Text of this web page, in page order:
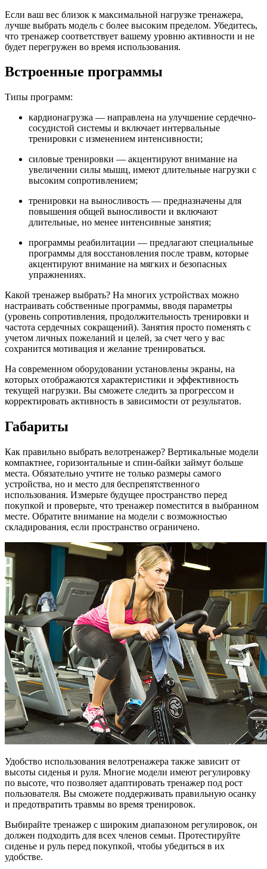
Если ваш вес близок к максимальной нагрузке тренажера,
лучше выбрать модель с более высоким пределом. Убедитесь,
что тренажер соответствует вашему уровню активности и не
будет перегружен во время использования.
Встроенные программы
Типы программ:
кардионагрузка — направлена на улучшение сердечно-
сосудистой системы и включает интервальные
тренировки с изменением интенсивности;
силовые тренировки — акцентируют внимание на
увеличении силы мышц, имеют длительные нагрузки с
высоким сопротивлением;
тренировки на выносливость — предназначены для
повышения общей выносливости и включают
длительные, но менее интенсивные занятия;
программы реабилитации — предлагают специальные
программы для восстановления после травм, которые
акцентируют внимание на мягких и безопасных
упражнениях.
Какой тренажер выбрать? На многих устройствах можно
настраивать собственные программы, вводя параметры
(уровень сопротивления, продолжительность тренировки и
частота сердечных сокращений). Занятия просто поменять с
учетом личных пожеланий и целей, за счет чего у вас
сохранится мотивация и желание тренироваться.
На современном оборудовании установлены экраны, на
которых отображаются характеристики и эффективность
текущей нагрузки. Вы сможете следить за прогрессом и
корректировать активность в зависимости от результатов.
Габариты
Как правильно выбрать велотренажер? Вертикальные модели
компактнее, горизонтальные и спин-байки займут больше
места. Обязательно учтите не только размеры самого
устройства, но и место для беспрепятственного
использования. Измерьте будущее пространство перед
покупкой и проверьте, что тренажер поместится в выбранном
месте. Обратите внимание на модели с возможностью
складирования, если пространство ограничено.
Удобство использования велотренажера также зависит от
высоты сиденья и руля. Многие модели имеют регулировку
по высоте, что позволяет адаптировать тренажер под рост
пользователя. Вы сможете поддерживать правильную осанку
и предотвратить травмы во время тренировок.
Выбирайте тренажер с широким диапазоном регулировок, он
должен подходить для всех членов семьи. Протестируйте
сиденье и руль перед покупкой, чтобы убедиться в их
удобстве.